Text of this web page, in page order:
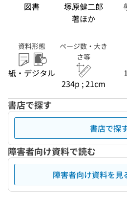
図書
塚原健二郎
著ほか
資料形態
紙・デジタル
ページ数・大き
さ等
234p ; 21cm
書店で探す
書店で探
障害者向け資料で読む
障害者向け資料を見